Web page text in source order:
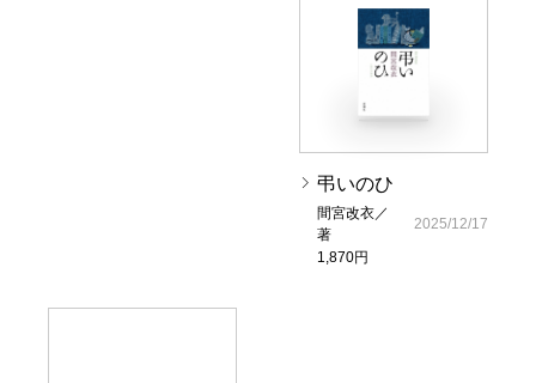
弔いのひ
間宮改衣／
著
1,870円
2025/12/17